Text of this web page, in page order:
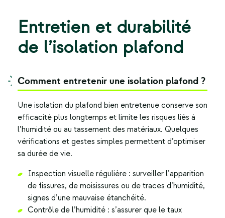
Entretien et durabilité
de l’isolation plafond
Comment entretenir une isolation plafond ?
Une isolation du plafond bien entretenue conserve son
efficacité plus longtemps et limite les risques liés à
l’humidité ou au tassement des matériaux. Quelques
vérifications et gestes simples permettent d’optimiser
sa durée de vie.
Inspection visuelle régulière : surveiller l’apparition
de fissures, de moisissures ou de traces d’humidité,
signes d’une mauvaise étanchéité.
Contrôle de l’humidité : s’assurer que le taux